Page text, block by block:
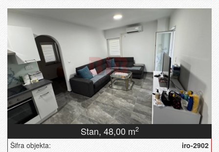
Stan, 48,00 m2
Šifra objekta:
iro-2902